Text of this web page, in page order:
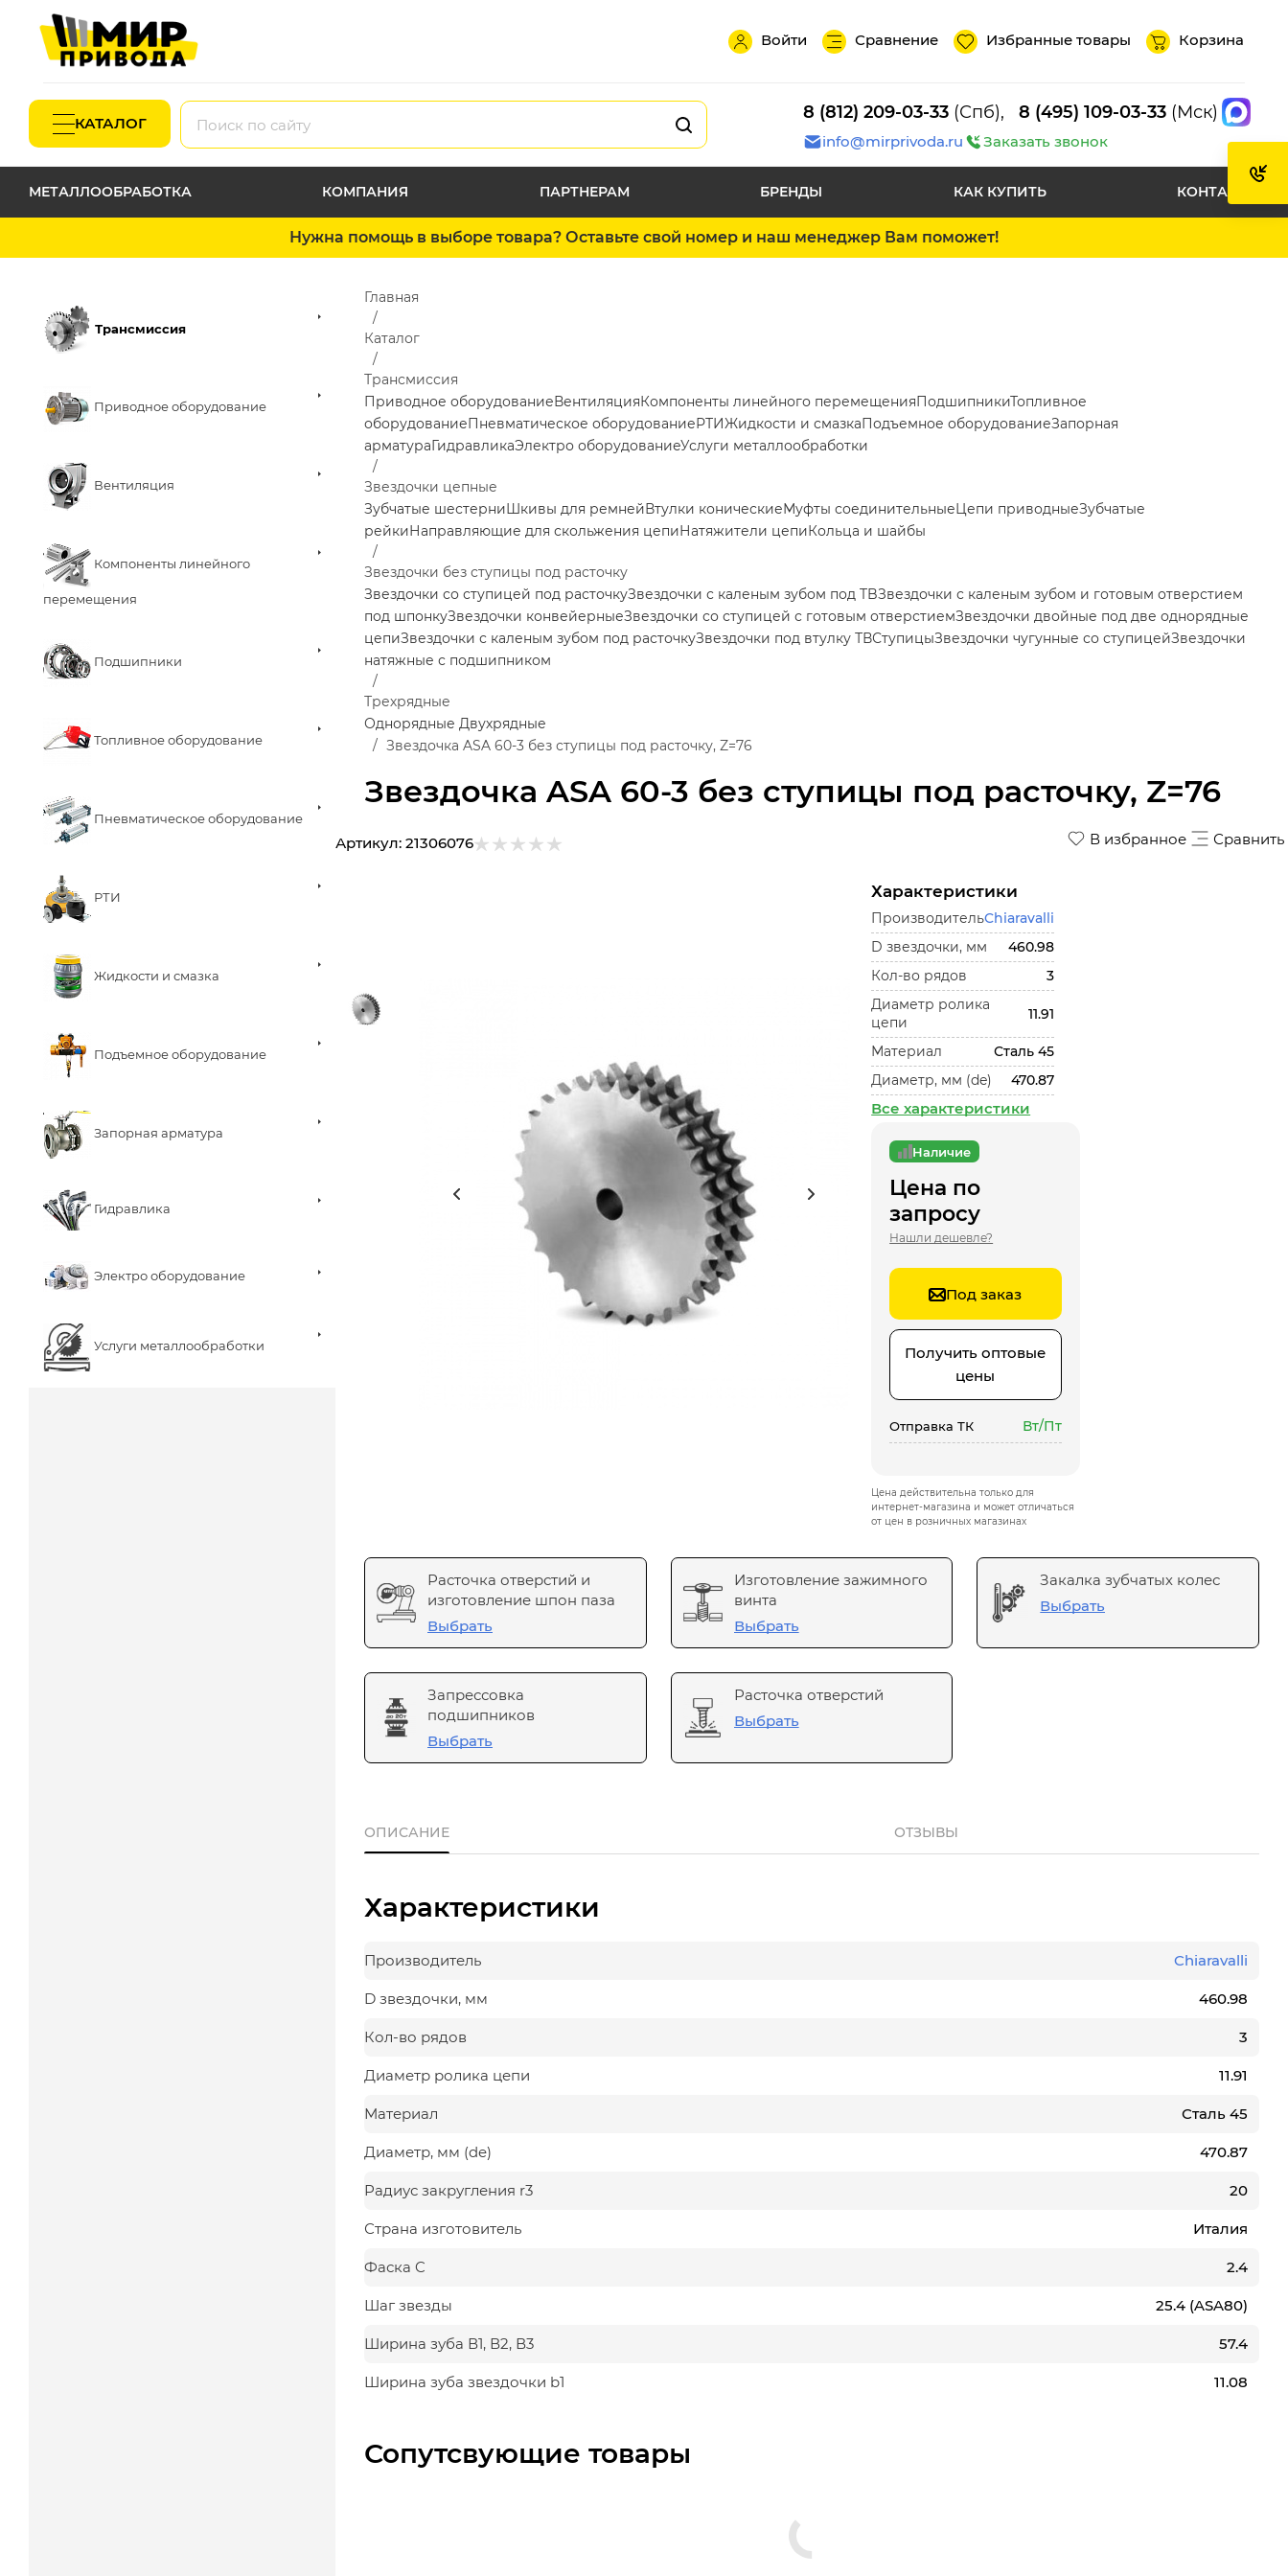
Войти Сравнение Избранные товары Корзина
КАТАЛОГ
8 (812) 209-03-33 (Спб), 8 (495) 109-03-33 (Мск)
info@mirprivoda.ru Заказать звонок
МЕТАЛЛООБРАБОТКА КОМПАНИЯ ПАРТНЕРАМ БРЕНДЫ КАК КУПИТЬ КОНТАКТЫ
Нужна помощь в выборе товара? Оставьте свой номер и наш менеджер Вам поможет!
Трансмиссия
Приводное оборудование
Вентиляция
Компоненты линейного
перемещения
Подшипники
Топливное оборудование
Пневматическое оборудование
РТИ
Жидкости и смазка
Подъемное оборудование
Запорная арматура
Гидравлика
Электро оборудование
Услуги металлообработки
Звездочка ASA 60-3 без ступицы под расточку, Z=76
Главная
Каталог
Трансмиссия
Приводное оборудованиеВентиляцияКомпоненты линейного перемещенияПодшипникиТопливное
оборудованиеПневматическое оборудованиеРТИЖидкости и смазкаПодъемное оборудованиеЗапорная
арматураГидравликаЭлектро оборудованиеУслуги металлообработки
Звездочки цепные
Зубчатые шестерниШкивы для ремнейВтулки коническиеМуфты соединительныеЦепи приводныеЗубчатые
рейкиНаправляющие для скольжения цепиНатяжители цепиКольца и шайбы
Звездочки без ступицы под расточку
Звездочки со ступицей под расточкуЗвездочки с каленым зубом под TBЗвездочки с каленым зубом и готовым отверстием
под шпонкуЗвездочки конвейерныеЗвездочки со ступицей с готовым отверстиемЗвездочки двойные под две однорядные
цепиЗвездочки с каленым зубом под расточкуЗвездочки под втулку ТВСтупицыЗвездочки чугунные со ступицейЗвездочки
натяжные с подшипником
Трехрядные
Однорядные Двухрядные
Звездочка ASA 60-3 без ступицы под расточку, Z=76
В избранное Сравнить
Артикул: 21306076
Характеристики
ПроизводительChiaravalli
D звездочки, мм
460.98
Кол-во рядов
3
Диаметр ролика
цепи
11.91
Материал
Сталь 45
Диаметр, мм (de)
470.87
Все характеристики
Наличие
Цена по
запросу
Нашли дешевле?
Под заказ
Получить оптовые
цены
Отправка ТК Вт/Пт
Цена действительна только для
интернет-магазина и может отличаться
от цен в розничных магазинах
Расточка отверстий и
изготовление шпон паза
Выбрать
Изготовление зажимного
винта
Выбрать
Закалка зубчатых колес
Выбрать
Запрессовка
подшипников
Выбрать
Расточка отверстий
Выбрать
ОПИСАНИЕ ОТЗЫВЫ
Характеристики
Производитель Chiaravalli
D звездочки, мм 460.98
Кол-во рядов 3
Диаметр ролика цепи 11.91
Материал Сталь 45
Диаметр, мм (de) 470.87
Радиус закругления r3 20
Страна изготовитель Италия
Фаска C 2.4
Шаг звезды 25.4 (ASA80)
Ширина зуба В1, В2, В3 57.4
Ширина зуба звездочки b1 11.08
Сопутсвующие товары